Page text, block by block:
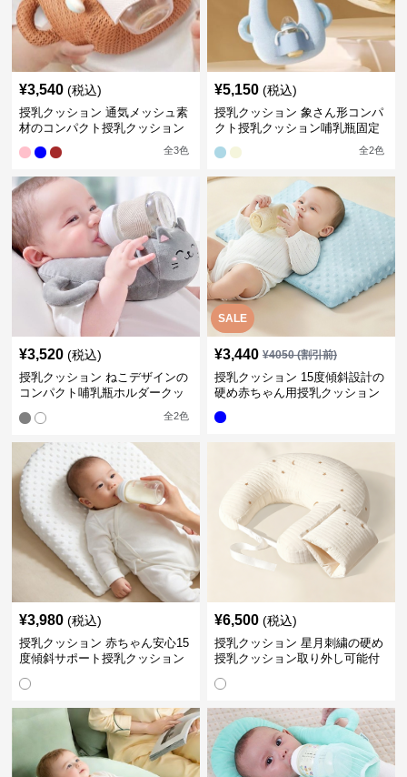
¥3,540 (税込)
授乳クッション 通気メッシュ素
材のコンパクト授乳クッション
全3色
¥5,150 (税込)
授乳クッション 象さん形コンパ
クト授乳クッション哺乳瓶固定
全2色
¥3,520 (税込)
授乳クッション ねこデザインの
コンパクト哺乳瓶ホルダークッ
全2色
SALE
¥3,440 ¥4050(割引前)
授乳クッション 15度傾斜設計の
硬め赤ちゃん用授乳クッション
¥3,980 (税込)
授乳クッション 赤ちゃん安心15
度傾斜サポート授乳クッション
¥6,500 (税込)
授乳クッション 星月刺繍の硬め
授乳クッション取り外し可能付